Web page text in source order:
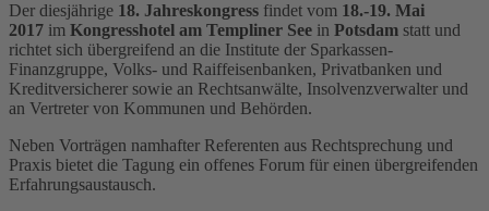
Der diesjährige 18. Jahreskongress findet vom 18.-19. Mai
2017 im Kongresshotel am Templiner See in Potsdam statt und
richtet sich übergreifend an die Institute der Sparkassen-
Finanzgruppe, Volks- und Raiffeisenbanken, Privatbanken und
Kreditversicherer sowie an Rechtsanwälte, Insolvenzverwalter und
an Vertreter von Kommunen und Behörden.
Neben Vorträgen namhafter Referenten aus Rechtsprechung und
Praxis bietet die Tagung ein offenes Forum für einen übergreifenden
Erfahrungsaustausch.